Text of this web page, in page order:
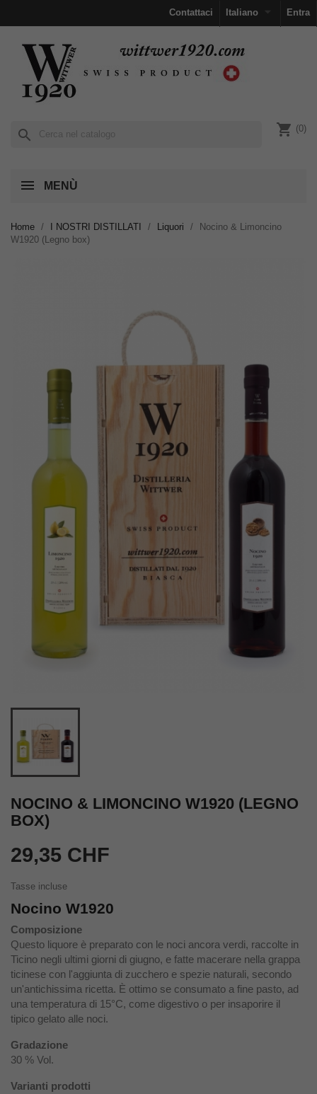
Contattaci Italiano Entra
search shopping_cart (0)
MENÙ
Home I NOSTRI DISTILLATI Liquori
Nocino & Limoncino
W1920 (Legno box)
NOCINO & LIMONCINO W1920 (LEGNO
BOX)
29,35 CHF
Tasse incluse
Nocino W1920
Composizione
Questo liquore è preparato con le noci ancora verdi, raccolte in
Ticino negli ultimi giorni di giugno, e fatte macerare nella grappa
ticinese con l'aggiunta di zucchero e spezie naturali, secondo
un'antichissima ricetta. È ottimo se consumato a fine pasto, ad
una temperatura di 15°C, come digestivo o per insaporire il
tipico gelato alle noci.
Gradazione
30 % Vol.
Varianti prodotti